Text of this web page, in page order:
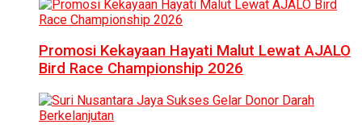
Promosi Kekayaan Hayati Malut Lewat AJALO
Bird Race Championship 2026